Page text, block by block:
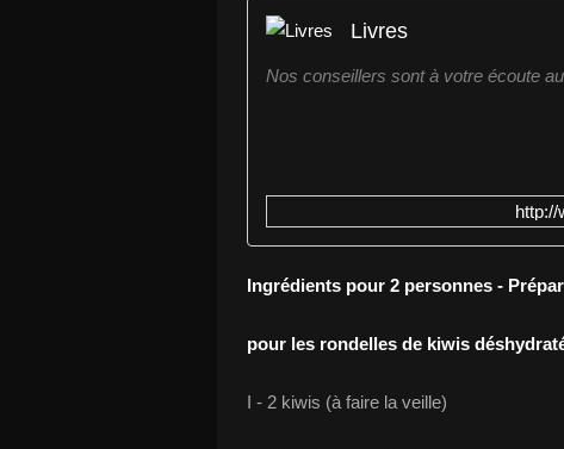
Livres
Nos conseillers sont à votre écoute
Ingrédients pour 2 personnes -
pour les rondelles de kiwis
I - 2 kiwis (à faire la veille)